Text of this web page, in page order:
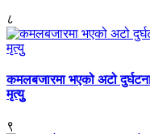
८
कमलबजारमा भएको अटो
मृत्युु
९